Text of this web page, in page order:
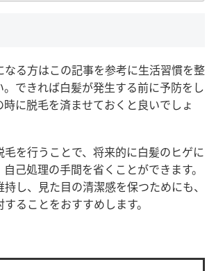
なる方はこの記事を参考に生活習慣を整
。できれば白髪が発生する前に予防をし
に脱毛を済ませておくと良いでしょ
毛を行うことで、将来的に白髪のヒゲに
己処理の手間を省くことができます。
し、見た目の清潔感を保つためにも、
ることをおすすめします。